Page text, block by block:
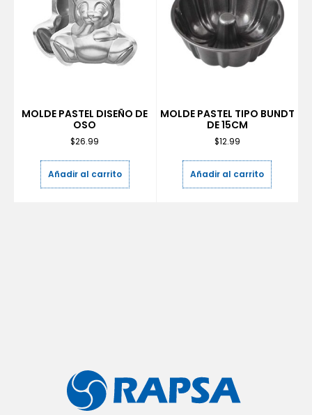
MOLDE PASTEL DISEÑO DE
OSO
$26.99
Añadir al carrito
MOLDE PASTEL TIPO BUNDT
DE 15CM
$12.99
Añadir al carrito